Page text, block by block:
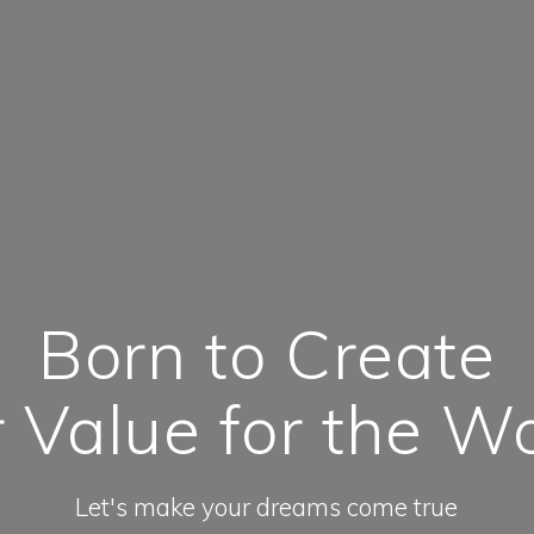
Born to Create
Value for the
Let's make your dreams come true